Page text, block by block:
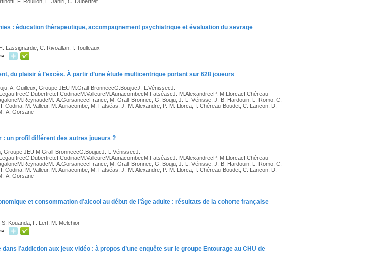
: éducation thérapeutique, accompagnement psychiatrique et évaluation du sevrage
Lassignardie, C. Rivoallan, I. Toulleaux
du plaisir à l’excès. À partir d’une étude multicentrique portant sur 628 joueurs
A. Guilleux, Groupe JEU M.Grall-BronneccG.BoujucJ.-L.VénissecJ.-
M.AlexandrecP.-M.LlorcacI.Chéreau-
A.GorsaneccFrance, M. Grall-Bronnec, G. Bouju, J.-L. Vénisse, J.-B. Hardouin, L. Romo, C.
Codina, M. Valleur, M. Auriacombe, M. Fatséas, J.-M. Alexandre, P.-M. Llorca, I. Chéreau-Boudet, C. Lançon, D.
A. Gorsane
: un profil différent des autres joueurs ?
Groupe JEU M.Grall-BronneccG.BoujucJ.-L.VénissecJ.-
M.AlexandrecP.-M.LlorcacI.Chéreau-
A.GorsaneccFrance, M. Grall-Bronnec, G. Bouju, J.-L. Vénisse, J.-B. Hardouin, L. Romo, C.
Codina, M. Valleur, M. Auriacombe, M. Fatséas, J.-M. Alexandre, P.-M. Llorca, I. Chéreau-Boudet, C. Lançon, D.
A. Gorsane
et consommation d’alcool au début de l’âge adulte : résultats de la cohorte française
Kouanda, F. Lert, M. Melchior
dans l’addiction aux jeux vidéo : à propos d’une enquête sur le groupe Entourage au CHU de